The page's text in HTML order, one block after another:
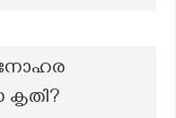
കൃതി?